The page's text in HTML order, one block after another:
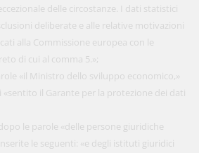
delle circostanze. I dati statistici
deliberate e alle relative motivazioni
alla Commissione europea con le
di cui al comma 5.»;
«il Ministro dello sviluppo economico,»
il Garante per la protezione dei dati
le parole «delle persone giuridiche
le seguenti: «e degli istituti giuridici